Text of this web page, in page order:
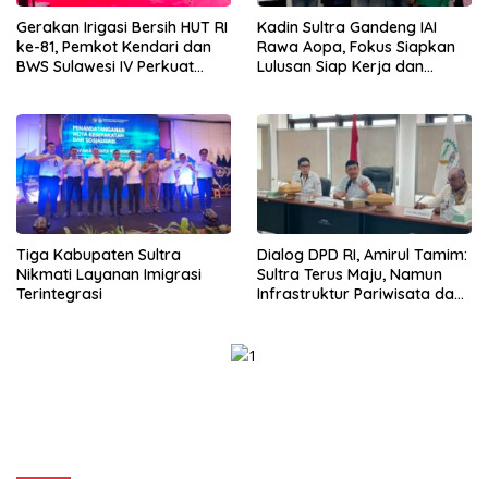
Gerakan Irigasi Bersih HUT RI
ke-81, Pemkot Kendari dan
BWS Sulawesi IV Perkuat
Kadin Sultra Gandeng IAI
Rawa Aopa, Fokus Siapkan
Lulusan Siap Kerja dan
Tiga Kabupaten Sultra
Nikmati Layanan Imigrasi
Terintegrasi
Dialog DPD RI, Amirul Tamim:
Sultra Terus Maju, Namun
Infrastruktur Pariwisata dan